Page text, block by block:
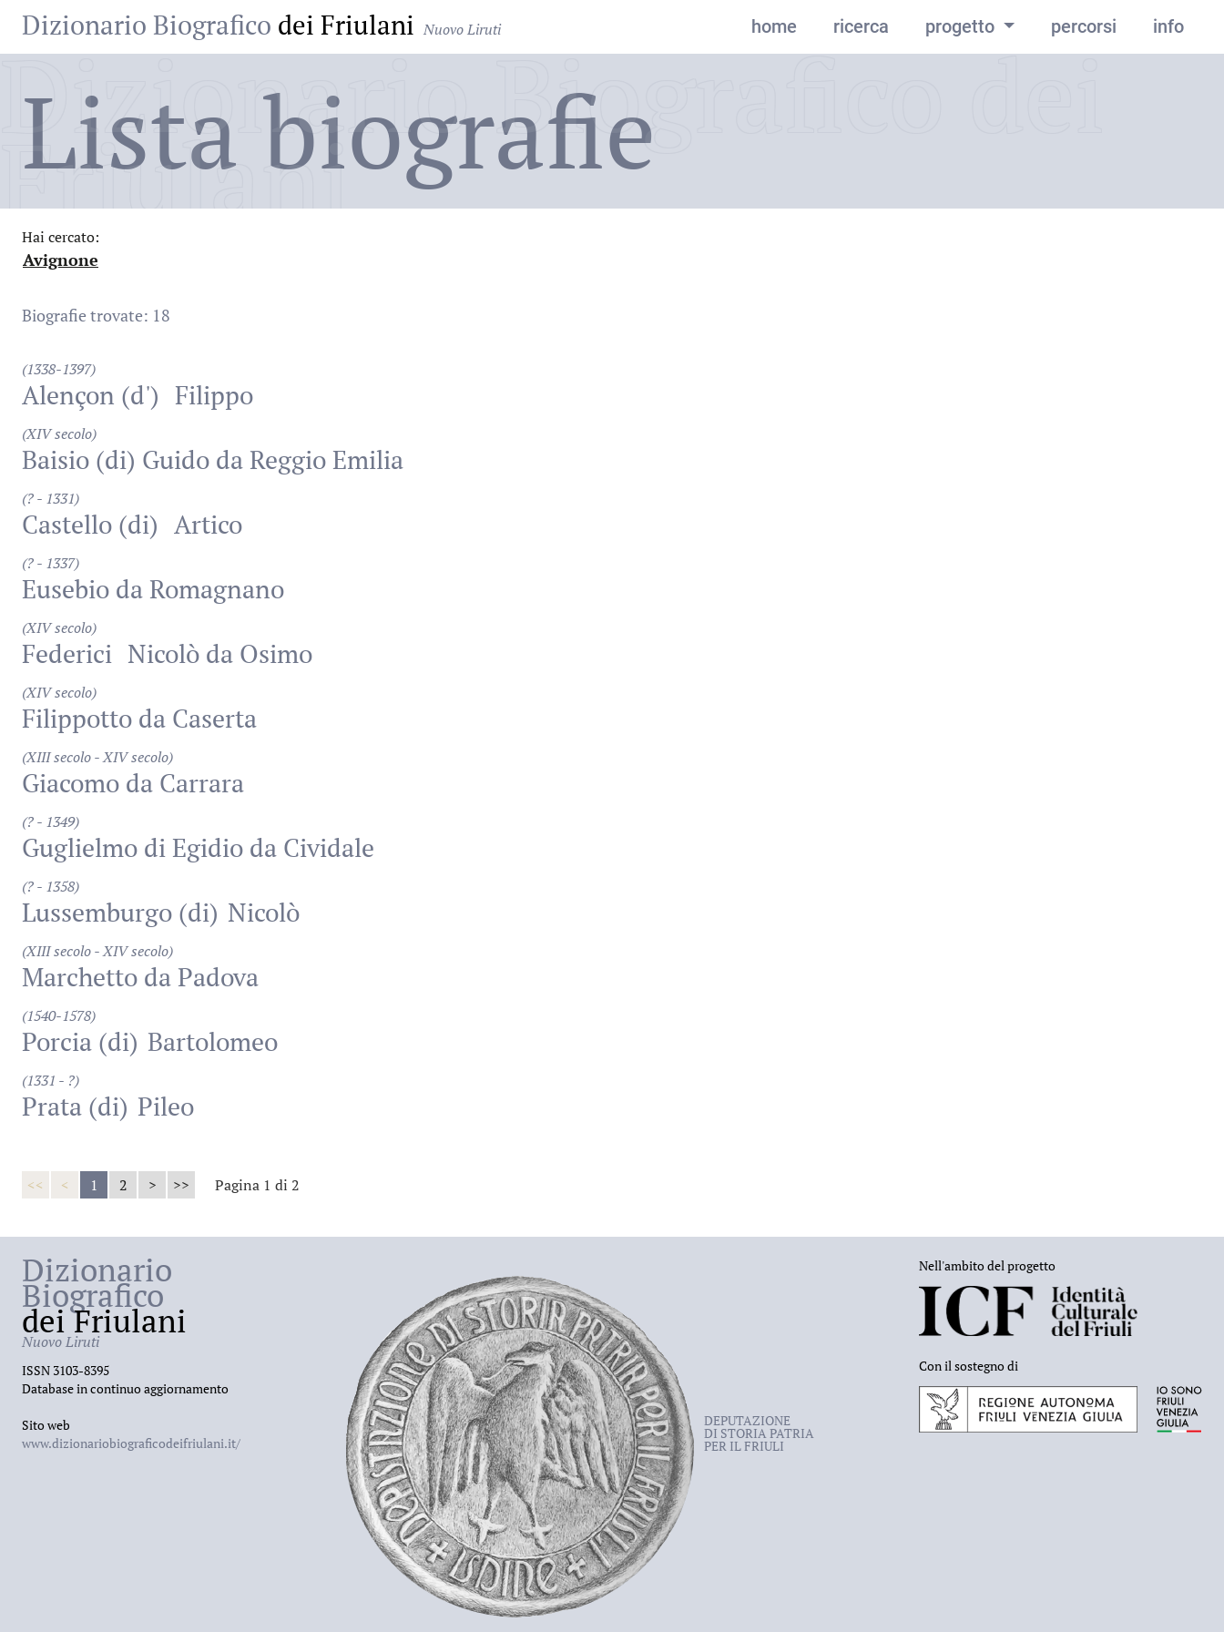
Dizionario Biografico dei Friulani Nuovo Liruti home ricerca progetto percorsi info
Dizionario Biografico dei
Friulani
Lista biografie
Hai cercato:
Avignone
Biografie trovate: 18
(1338-1397)
Alençon (d') Filippo
(XIV secolo)
Baisio (di) Guido da Reggio Emilia
(? - 1331)
Castello (di) Artico
(? - 1337)
Eusebio da Romagnano
(XIV secolo)
Federici Nicolò da Osimo
(XIV secolo)
Filippotto da Caserta
(XIII secolo - XIV secolo)
Giacomo da Carrara
(? - 1349)
Guglielmo di Egidio da Cividale
(? - 1358)
Lussemburgo (di) Nicolò
(XIII secolo - XIV secolo)
Marchetto da Padova
(1540-1578)
Porcia (di) Bartolomeo
(1331 - ?)
Prata (di) Pileo
<< < 1 2 > >> Pagina 1 di 2
Dizionario
Biografico
dei Friulani
Nuovo Liruti
ISSN 3103-8395
Database in continuo aggiornamento
Sito web
www.dizionariobiograficodeifriulani.it/
DEPUTAZIONE
DI STORIA PATRIA
PER IL FRIULI
Nell'ambito del progetto
Con il sostegno di